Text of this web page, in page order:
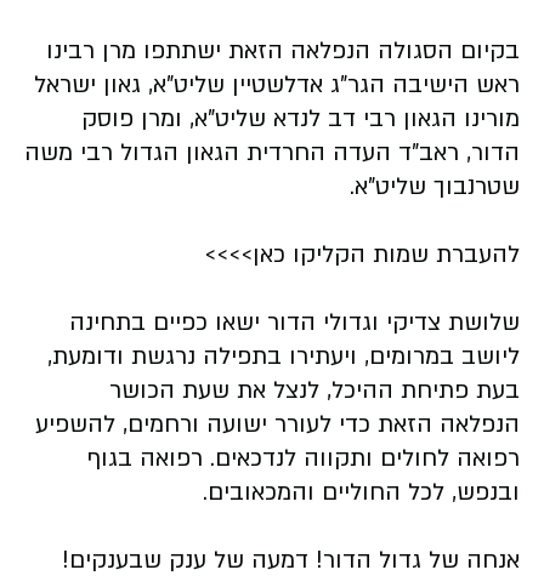
בקיום הסגולה הנפלאה הזאת ישתתפו מרן רבינו
ראש הישיבה הגר"ג אדלשטיין שליט"א, גאון ישראל
מורינו הגאון רבי דב לנדא שליט"א, ומרן פוסק
הדור, ראב"ד העדה החרדית הגאון הגדול רבי משה
שטרנבוך שליט"א.
להעברת שמות הקליקו כאן>>>>
שלושת צדיקי וגדולי הדור ישאו כפיים בתחינה
ליושב במרומים, ויעתירו בתפילה נרגשת ודומעת,
בעת פתיחת ההיכל, לנצל את שעת הכושר
הנפלאה הזאת כדי לעורר ישועה ורחמים, להשפיע
רפואה לחולים ותקווה לנדכאים. רפואה בגוף
ובנפש, לכל החוליים והמכאובים.
אנחה של גדול הדור! דמעה של ענק שבענקים!